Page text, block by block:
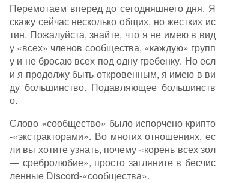
Перемотаем вперед до сегодняшнего дня. Я
скажу сейчас несколько общих, но жестких ис
тин. Пожалуйста, знайте, что я не имею в вид
у «всех» членов сообщества, «каждую» групп
у и не бросаю всех под одну гребенку. Но есл
и я продолжу быть откровенным, я имею в ви
ду большинство. Подавляющее большинств
о.
Слово «сообщество» было испорчено крипто
-«экстракторами». Во многих отношениях, ес
ли вы хотите узнать, почему «корень всех зол
— сребролюбие», просто загляните в бесчис
ленные Discord-«сообщества».